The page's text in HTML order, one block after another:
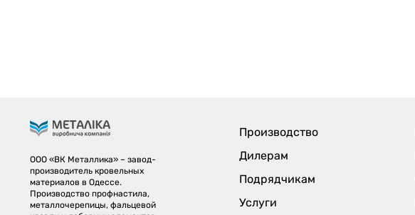
ООО «ВК Металлика» – завод-
производитель кровельных
материалов в Одессе.
Производство профнастила,
металлочерепицы, фальцевой
Производство
Дилерам
Подрядчикам
Услуги